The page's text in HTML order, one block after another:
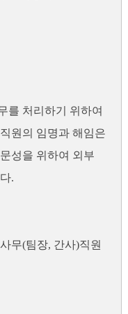
를 처리하기 위하여
원의 임명과 해임은
성을 위하여 외부
.
무(팀장, 간사)직원